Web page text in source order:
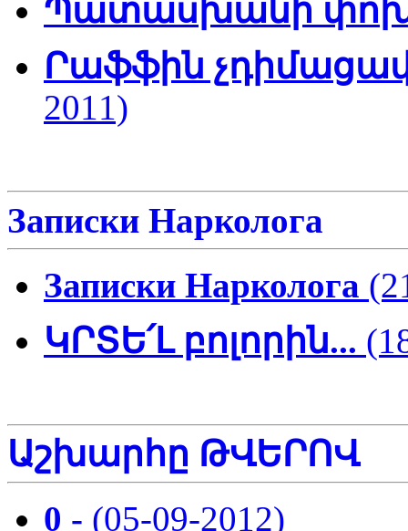
Պատասխանի
Րաֆֆին չդիմացավ
2011)
Записки Нарколога
Записки Нарколога
ԿՐՏԵ՛Լ բոլորին...
Աշխարհը ԹՎԵՐՈՎ
0 - (05-09-2012)